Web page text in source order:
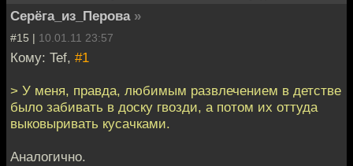
Серёга_из_Перова »
#15 | 10.01.11 23:57
Кому: Tef, #1
> У меня, правда, любимым развлечением в детстве
было забивать в доску гвозди, а потом их оттуда
выковыривать кусачками.
Аналогично.